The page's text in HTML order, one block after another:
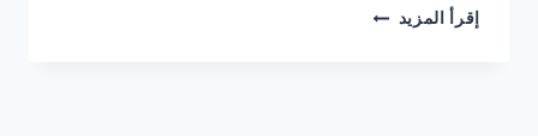
إقرأ المزيد شركة